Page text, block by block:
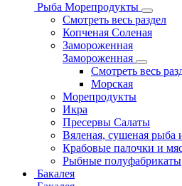
Рыба Морепродукты
Смотреть весь раздел
Копченая Соленая
Замороженная
Замороженная
Смотреть весь
Морская
Морепродукты
Икра
Пресервы Салаты
Вяленая, сушеная рыба
Крабовые палочки и
Рыбные полуфабрикаты
Бакалея